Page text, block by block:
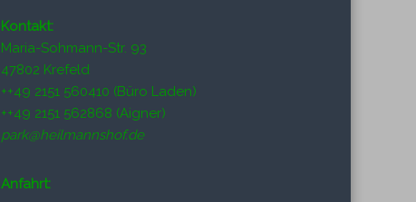
Kontakt:
Maria-Sohmann-Str. 93
47802 Krefeld
++49 2151 560410 (Büro Laden)
++49 2151 562868 (Aigner)
park@heilmannshof.de
Anfahrt: